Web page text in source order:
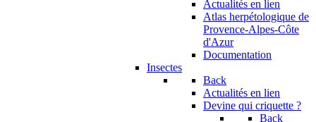
Actualités en lien
Atlas herpétologique de
Provence-Alpes-Côte
d'Azur
Documentation
Insectes
Back
Actualités en lien
Devine qui criquette ?
Back